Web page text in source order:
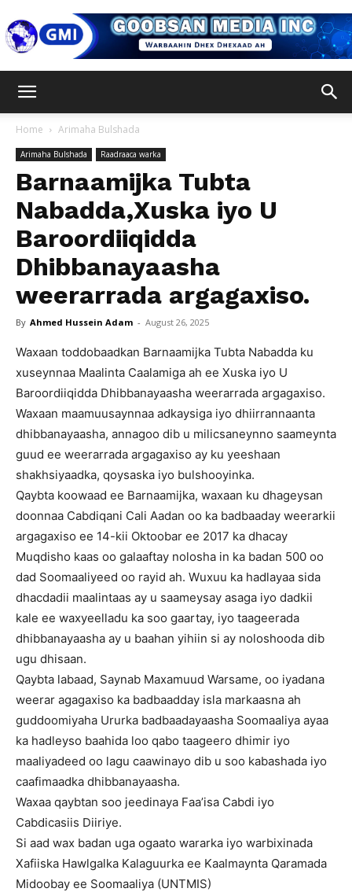
Inc
Home Arimaha Bulshada
Arimaha Bulshada Raadraaca warka
Barnaamijka Tubta
Nabadda,Xuska iyo U
Baroordiiqidda
Dhibbanayaasha
weerarrada argagaxiso.
By Ahmed Hussein Adam - August 26, 2025
Waxaan toddobaadkan Barnaamijka Tubta Nabadda ku
xuseynnaa Maalinta Caalamiga ah ee Xuska iyo U
Baroordiiqidda Dhibbanayaasha weerarrada argagaxiso.
Waxaan maamuusaynnaa adkaysiga iyo dhiirrannaanta
dhibbanayaasha, annagoo dib u milicsaneynno saameynta
guud ee weerarrada argagaxiso ay ku yeeshaan
shakhsiyaadka, qoysaska iyo bulshooyinka.
Qaybta koowaad ee Barnaamijka, waxaan ku dhageysan
doonnaa Cabdiqani Cali Aadan oo ka badbaaday weerarkii
argagaxiso ee 14-kii Oktoobar ee 2017 ka dhacay
Muqdisho kaas oo galaaftay nolosha in ka badan 500 oo
dad Soomaaliyeed oo rayid ah. Wuxuu ka hadlayaa sida
dhacdadii maalintaas ay u saameysay asaga iyo dadkii
kale ee waxyeelladu ka soo gaartay, iyo taageerada
dhibbanayaasha ay u baahan yihiin si ay noloshooda dib
ugu dhisaan.
Qaybta labaad, Saynab Maxamuud Warsame, oo iyadana
weerar agagaxiso ka badbaadday isla markaasna ah
guddoomiyaha Ururka badbaadayaasha Soomaaliya ayaa
ka hadleyso baahida loo qabo taageero dhimir iyo
maaliyadeed oo lagu caawinayo dib u soo kabashada iyo
caafimaadka dhibbanayaasha.
Waxaa qaybtan soo jeedinaya Faa’isa Cabdi iyo
Cabdicasiis Diiriye.
Si aad wax badan uga ogaato wararka iyo warbixinada
Xafiiska Hawlgalka Kalaguurka ee Kaalmaynta Qaramada
Midoobay ee Soomaaliya (UNTMIS)